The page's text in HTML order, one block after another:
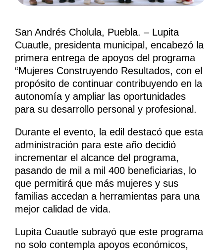
San Andrés Cholula, Puebla. – Lupita
Cuautle, presidenta municipal, encabezó la
primera entrega de apoyos del programa
“Mujeres Construyendo Resultados, con el
propósito de continuar contribuyendo en la
autonomía y ampliar las oportunidades
para su desarrollo personal y profesional.
Durante el evento, la edil destacó que esta
administración para este año decidió
incrementar el alcance del programa,
pasando de mil a mil 400 beneficiarias, lo
que permitirá que más mujeres y sus
familias accedan a herramientas para una
mejor calidad de vida.
Lupita Cuautle subrayó que este programa
no solo contempla apoyos económicos,